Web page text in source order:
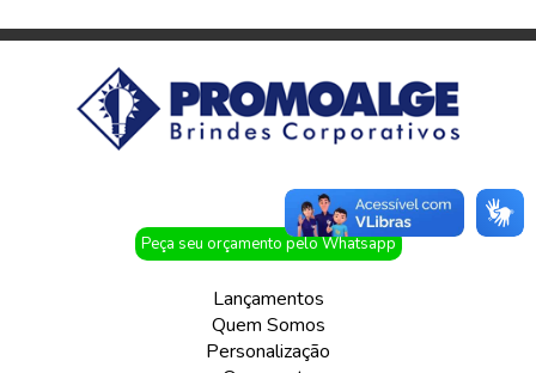
Peça seu orçamento pelo Whatsapp
Lançamentos
Quem Somos
Personalização